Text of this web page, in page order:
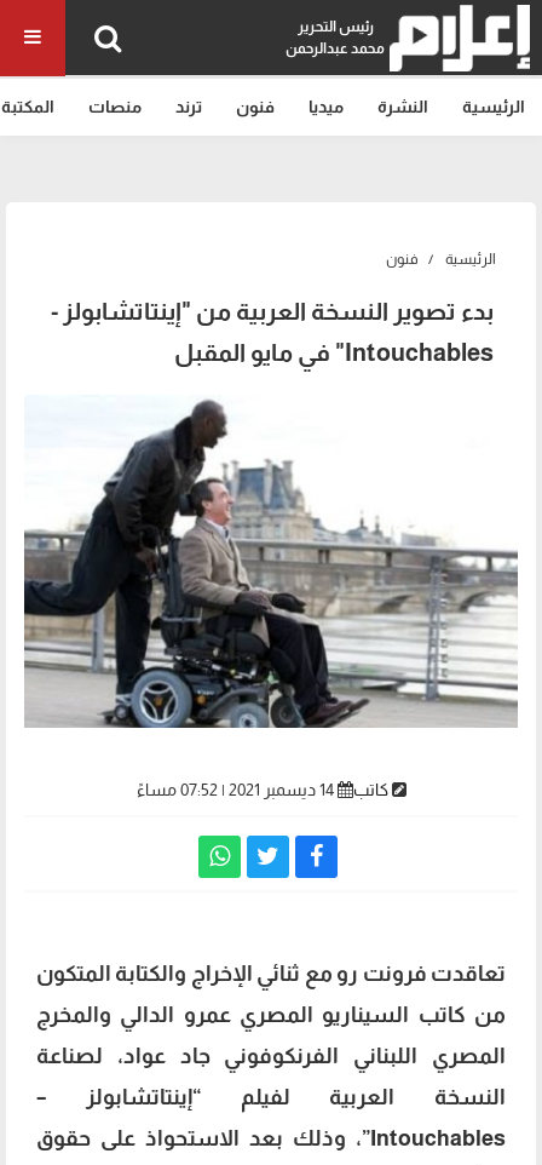
رئيس التحرير
محمد عبدالرحمن
الرئيسية النشرة ميديا فنون ترند منصات المكتبة
الرئيسية فنون
بدء تصوير النسخة العربية من "إينتاتشابولز -
Intouchables" في مايو المقبل
كاتب 14 ديسمبر 2021 | 07:52 مساءً
تعاقدت فرونت رو مع ثنائي الإخراج والكتابة المتكون
من كاتب السيناريو المصري عمرو الدالي والمخرج
المصري اللبناني الفرنكوفوني جاد عواد، لصناعة
النسخة العربية لفيلم “إينتاتشابولز –
Intouchables”، وذلك بعد الاستحواذ على حقوق